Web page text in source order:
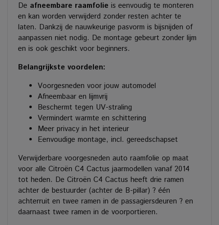
De afneembare raamfolie is eenvoudig te monteren
en kan worden verwijderd zonder resten achter te
laten. Dankzij de nauwkeurige pasvorm is bijsnijden of
aanpassen niet nodig. De montage gebeurt zonder lijm
en is ook geschikt voor beginners.
Belangrijkste voordelen:
Voorgesneden voor jouw automodel
Afneembaar en lijmvrij
Beschermt tegen UV-straling
Vermindert warmte en schittering
Meer privacy in het interieur
Eenvoudige montage, incl. gereedschapset
Verwijderbare voorgesneden auto raamfolie op maat
voor alle Citroën C4 Cactus jaarmodellen vanaf 2014
tot heden. De Citroën C4 Cactus heeft drie ramen
achter de bestuurder (achter de B-pillar) ? één
achterruit en twee ramen in de passagiersdeuren ? en
daarnaast twee ramen in de voorportieren.